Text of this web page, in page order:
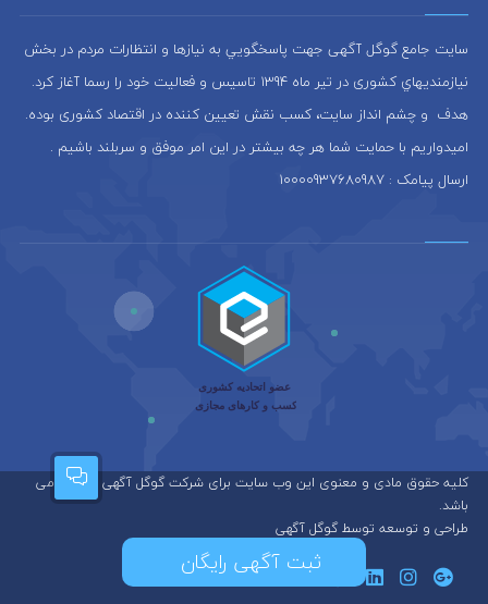
سایت جامع گوگل آگهی جهت پاسخگويي به نيازها و انتظارات مردم در بخش
نيازمنديهاي کشوری در تير ماه 1394 تاسيس و فعاليت خود را رسما آغاز كرد.
هدف و چشم انداز سایت، كسب نقش تعيين كننده در اقتصاد کشوری بوده.
امیدواریم با حمایت شما هر چه بیشتر در این امر موفق و سربلند باشیم .
ارسال پیامک : 10000937680987
کلیه حقوق مادی و معنوی این وب سایت برای شرکت گوگل آگهی محفوظ می
باشد.
طراحی و توسعه توسط گوگل آگهی
ثبت آگهی رایگان